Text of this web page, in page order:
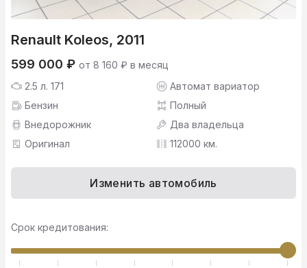
Renault Koleos, 2011
599 000 ₽ от 8 160 ₽ в месяц
2.5 л. 171
Автомат вариатор
Бензин
Полный
Внедорожник
Два владельца
Оригинал
112000 км.
Изменить автомобиль
Срок кредитования: